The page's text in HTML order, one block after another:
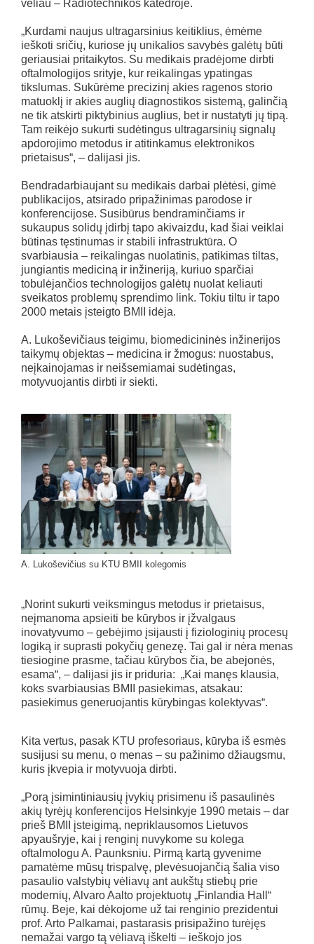
vėliau – Radiotechnikos katedroje.
„Kurdami naujus ultragarsinius keitiklius, ėmėme
ieškoti sričių, kuriose jų unikalios savybės galėtų būti
geriausiai pritaikytos. Su medikais pradėjome dirbti
oftalmologijos srityje, kur reikalingas ypatingas
tikslumas. Sukūrėme precizinį akies ragenos storio
matuoklį ir akies auglių diagnostikos sistemą, galinčią
ne tik atskirti piktybinius auglius, bet ir nustatyti jų tipą.
Tam reikėjo sukurti sudėtingus ultragarsinių signalų
apdorojimo metodus ir atitinkamus elektronikos
prietaisus“, – dalijasi jis.
Bendradarbiaujant su medikais darbai plėtėsi, gimė
publikacijos, atsirado pripažinimas parodose ir
konferencijose. Susibūrus bendraminčiams ir
sukaupus solidų įdirbį tapo akivaizdu, kad šiai veiklai
būtinas tęstinumas ir stabili infrastruktūra. O
svarbiausia – reikalingas nuolatinis, patikimas tiltas,
jungiantis mediciną ir inžineriją, kuriuo sparčiai
tobulėjančios technologijos galėtų nuolat keliauti
sveikatos problemų sprendimo link. Tokiu tiltu ir tapo
2000 metais įsteigto BMII idėja.
A. Lukoševičiaus teigimu, biomedicininės inžinerijos
taikymų objektas – medicina ir žmogus: nuostabus,
neįkainojamas ir neišsemiamai sudėtingas,
motyvuojantis dirbti ir siekti.
A. Lukoševičius su KTU BMII kolegomis
„Norint sukurti veiksmingus metodus ir prietaisus,
neįmanoma apsieiti be kūrybos ir įžvalgaus
inovatyvumo – gebėjimo įsijausti į fiziologinių procesų
logiką ir suprasti pokyčių genezę. Tai gal ir nėra menas
tiesiogine prasme, tačiau kūrybos čia, be abejonės,
esama“, – dalijasi jis ir priduria: „Kai manęs klausia,
koks svarbiausias BMII pasiekimas, atsakau:
pasiekimus generuojantis kūrybingas kolektyvas“.
Kita vertus, pasak KTU profesoriaus, kūryba iš esmės
susijusi su menu, o menas – su pažinimo džiaugsmu,
kuris įkvepia ir motyvuoja dirbti.
„Porą įsimintiniausių įvykių prisimenu iš pasaulinės
akių tyrėjų konferencijos Helsinkyje 1990 metais – dar
prieš BMII įsteigimą, nepriklausomos Lietuvos
apyaušryje, kai į renginį nuvykome su kolega
oftalmologu A. Paunksniu. Pirmą kartą gyvenime
pamatėme mūsų trispalvę, plevėsuojančią šalia viso
pasaulio valstybių vėliavų ant aukštų stiebų prie
modernių, Alvaro Aalto projektuotų „Finlandia Hall“
rūmų. Beje, kai dėkojome už tai renginio prezidentui
prof. Arto Palkamai, pastarasis prisipažino turėjęs
nemažai vargo tą vėliavą iškelti – ieškojo jos